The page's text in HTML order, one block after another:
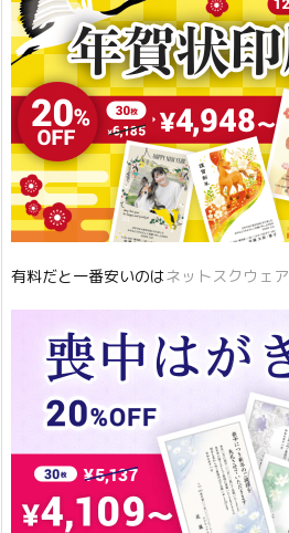
有料だと一番安いのはネットスクウェア